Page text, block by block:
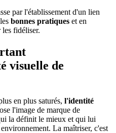
par l'établissement d'un lien
bonnes pratiques et en
fidéliser.
visuelle de
en plus saturés, l'identité
l'image de marque de
la définit le mieux et qui lui
La maîtriser, c'est